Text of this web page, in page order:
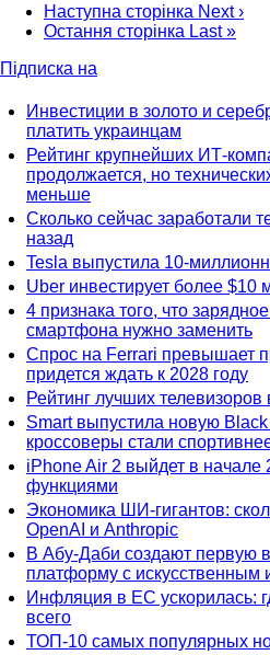
Наступна сторінка Next ›
Остання сторінка Last »
Підписка на
Инвестиции в золото и
платить украинцам
Рейтинг крупнейших ИТ-
продолжается, но
меньше
Сколько сейчас заработали
назад
Tesla выпустила 10-
Uber инвестирует более $10
4 признака того, что
смартфона нужно заменить
Спрос на Ferrari превышает
придется ждать к 2028 году
Рейтинг лучших телевизоров
Smart выпустила новую
кроссоверы стали
iPhone Air 2 выйдет в
функциями
Экономика ШИ-гигантов:
OpenAI и Anthropic
В Абу-Даби создают первую
платформу с искусственным
Инфляция в ЕС ускорилась:
всего
ТОП-10 самых популярных